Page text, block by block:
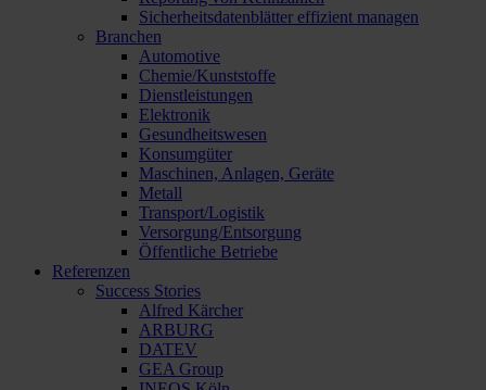
Sicherheitsdatenblätter effizient managen
Branchen
Automotive
Chemie/Kunststoffe
Dienstleistungen
Elektronik
Gesundheitswesen
Konsumgüter
Maschinen, Anlagen, Geräte
Metall
Transport/Logistik
Versorgung/Entsorgung
Öffentliche Betriebe
Referenzen
Success Stories
Alfred Kärcher
ARBURG
DATEV
GEA Group